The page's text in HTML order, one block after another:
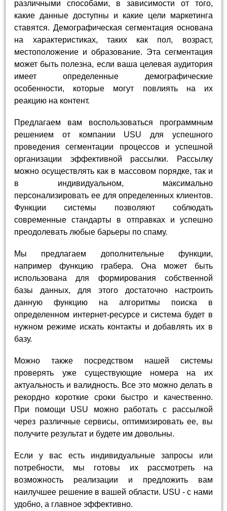
различными способами, в зависимости от того,
какие данные доступны и какие цели маркетинга
ставятся. Демографическая сегментация основана
на характеристиках, таких как пол, возраст,
местоположение и образование. Эта сегментация
может быть полезна, если ваша целевая аудитория
имеет определенные демографические
особенности, которые могут повлиять на их
реакцию на контент.
Предлагаем вам воспользоваться программным
решением от компании USU для успешного
проведения сегментации процессов и успешной
организации эффективной рассылки. Рассылку
можно осуществлять как в массовом порядке, так и
в индивидуальном, максимально
персонализировать ее для определенных клиентов.
Функции системы позволяют соблюдать
современные стандарты в отправках и успешно
преодолевать любые барьеры по спаму.
Мы предлагаем дополнительные функции,
например функцию грабера. Она может быть
использована для формирования собственной
базы данных, для этого достаточно настроить
данную функцию на алгоритмы поиска в
определенном интернет-ресурсе и система будет в
нужном режиме искать контакты и добавлять их в
базу.
Можно также посредством нашей системы
проверять уже существующие номера на их
актуальность и валидность. Все это можно делать в
рекордно короткие сроки быстро и качественно.
При помощи USU можно работать с рассылкой
через различные сервисы, оптимизировать ее, вы
получите результат и будете им довольны.
Если у вас есть индивидуальные запросы или
потребности, мы готовы их рассмотреть на
возможность реализации и предложить вам
наилучшее решение в вашей области. USU - с нами
удобно, а главное эффективно.